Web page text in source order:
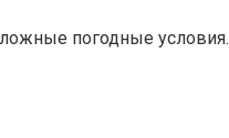
погодные условия.